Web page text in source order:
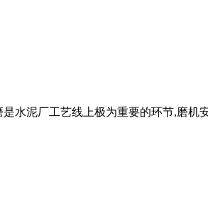
水泥厂工艺线上极为重要的环节,磨